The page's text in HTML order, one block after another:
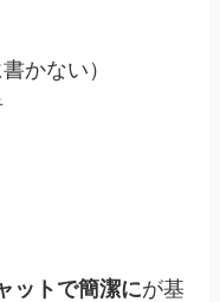
かない）
ットで簡潔にが基